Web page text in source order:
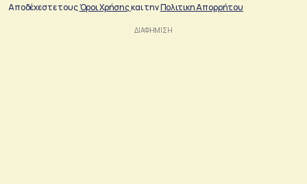
Αποδέχεστε τουςΌροι Χρήσηςκαι τηνΠολιτικη Απορρήτου